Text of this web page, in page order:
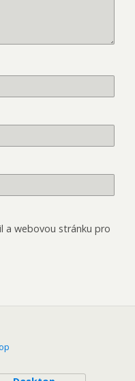
a webovou stránku pro